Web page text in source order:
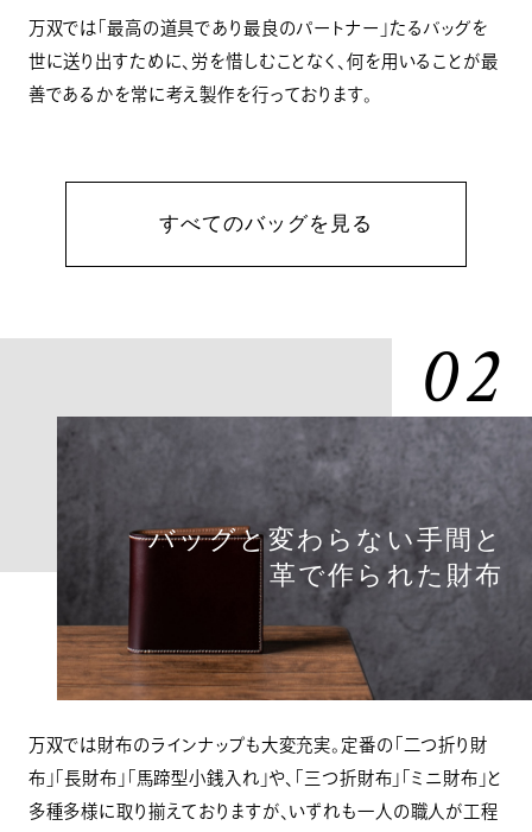
万双では「最高の道具であり最良のパートナー」たるバッグを
世に送り出すために、労を惜しむことなく、何を用いることが最
善であるかを常に考え製作を行っております。
すべてのバッグを見る
02
バッグと変わらない手間と
革で作られた財布
万双では財布のラインナップも大変充実。定番の「二つ折り財
布」「長財布」「馬蹄型小銭入れ」や、「三つ折財布」「ミニ財布」と
多種多様に取り揃えておりますが、いずれも一人の職人が工程